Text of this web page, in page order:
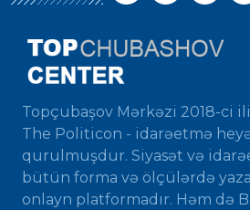
Topçubaşov Mərkəzi 2018-ci
The Politicon - idarəetmə
qurulmuşdur. Siyasət və
bütün forma və ölçülərdə
onlayn platformadır. Həm də